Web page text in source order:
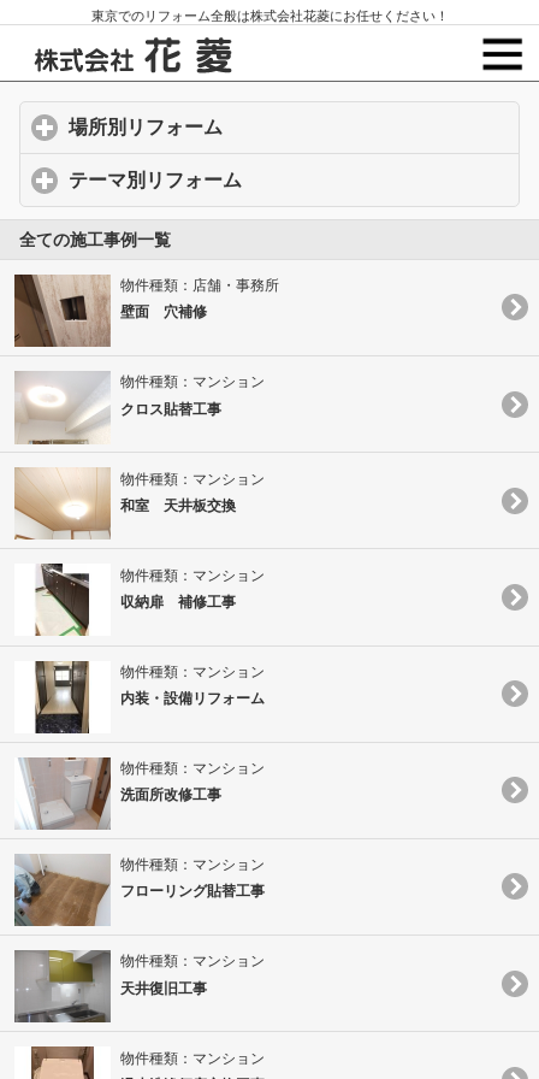
東京でのリフォーム全般は株式会社花菱にお任せください！
場所別リフォーム
テーマ別リフォーム
全ての施工事例一覧
物件種類：店舗・事務所
壁面 穴補修
物件種類：マンション
クロス貼替工事
物件種類：マンション
和室 天井板交換
物件種類：マンション
収納扉 補修工事
物件種類：マンション
内装・設備リフォーム
物件種類：マンション
洗面所改修工事
物件種類：マンション
フローリング貼替工事
物件種類：マンション
天井復旧工事
物件種類：マンション